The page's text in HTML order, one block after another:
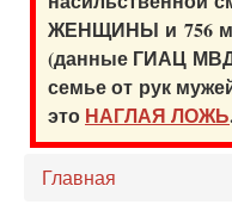
ЖЕНЩИНЫ и 756
(данные ГИАЦ
семье от рук
это НАГЛАЯ ЛОЖЬ
Главная